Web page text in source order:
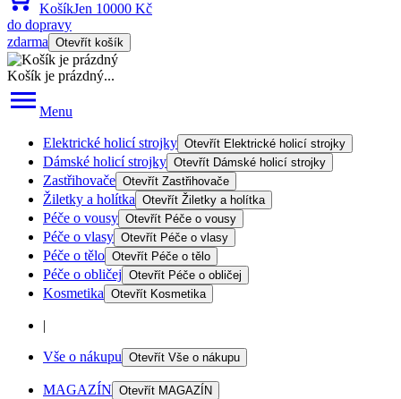
KošíkJen 10000 Kč
do dopravy
zdarma Otevřít košík
Košík je prázdný...
Menu
Elektrické holicí strojky Otevřít Elektrické holicí strojky
Dámské holicí strojky Otevřít Dámské holicí strojky
Zastřihovače Otevřít Zastřihovače
Žiletky a holítka Otevřít Žiletky a holítka
Péče o vousy Otevřít Péče o vousy
Péče o vlasy Otevřít Péče o vlasy
Péče o tělo Otevřít Péče o tělo
Péče o obličej Otevřít Péče o obličej
Kosmetika Otevřít Kosmetika
|
Vše o nákupu Otevřít Vše o nákupu
MAGAZÍN Otevřít MAGAZÍN